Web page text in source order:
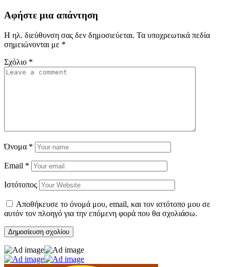
Αφήστε μια απάντηση
Η ηλ. διεύθυνση σας δεν δημοσιεύεται. Τα υποχρεωτικά πεδία
σημειώνονται με *
Σχόλιο *
Όνομα *
Email *
Ιστότοπος
Αποθήκευσε το όνομά μου, email, και τον ιστότοπο μου σε
αυτόν τον πλοηγό για την επόμενη φορά που θα σχολιάσω.